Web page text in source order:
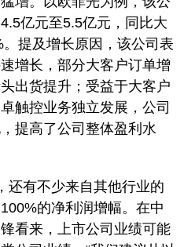
亿元至5.5亿元，同比大
提及增长原因，该公司表
增长，部分大客户订单增
出货提升；受益于大客户
触控业务独立发展，公司
提高了公司整体盈利水
有不少来自其他行业的
的净利润增幅。在中
看来，上市公司业绩可能